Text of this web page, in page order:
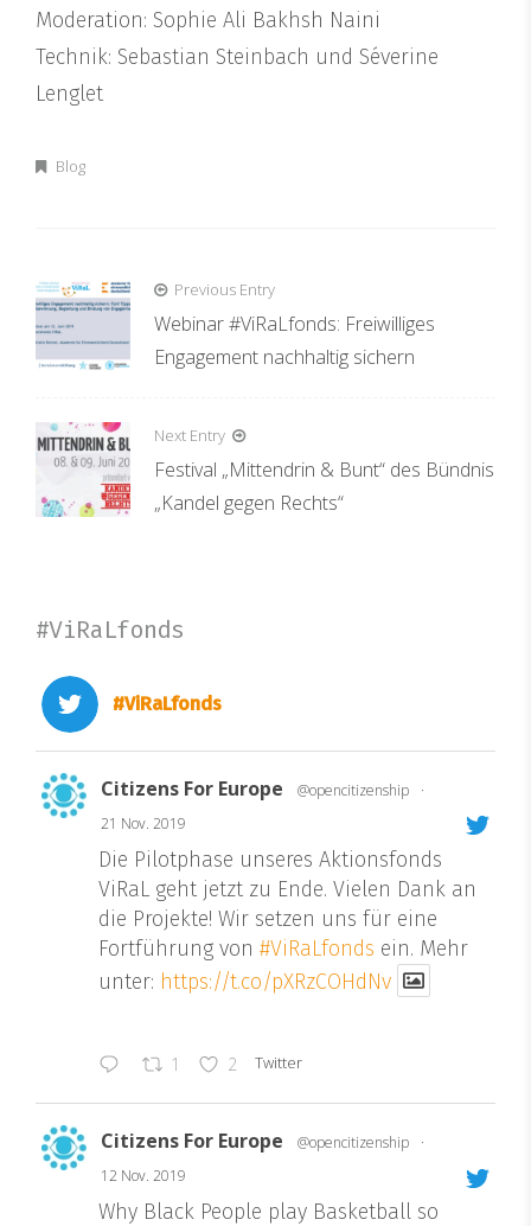
Moderation: Sophie Ali Bakhsh Naini
Technik: Sebastian Steinbach und Séverine
Lenglet
Blog
Beitragsnavigation Previous Entry
Webinar #ViRaLfonds: Freiwilliges
Engagement nachhaltig sichern
Next Entry
Festival „Mittendrin & Bunt“ des Bündnis
„Kandel gegen Rechts“
#ViRaLfonds
#ViRaLfonds
Citizens For Europe @opencitizenship
·
21 Nov. 2019
Die Pilotphase unseres Aktionsfonds
ViRaL geht jetzt zu Ende. Vielen Dank an
die Projekte! Wir setzen uns für eine
Fortführung von #ViRaLfonds ein. Mehr
unter: https://t.co/pXRzCOHdNv
1 2 Twitter
Citizens For Europe @opencitizenship
·
12 Nov. 2019
Why Black People play Basketball so